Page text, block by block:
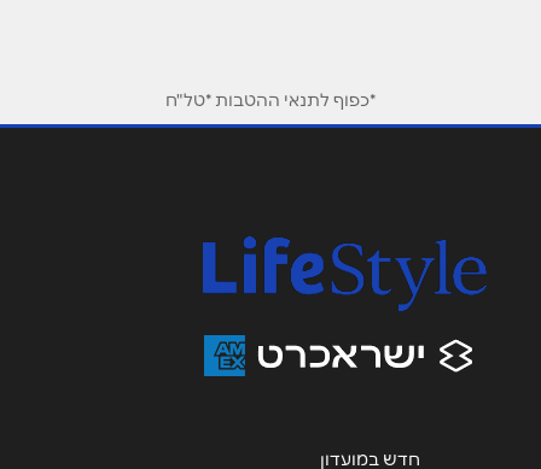
אנא חזרו אלי בקשר ל...
*כפוף לתנאי ההטבות *טל"ח
חדש במועדון